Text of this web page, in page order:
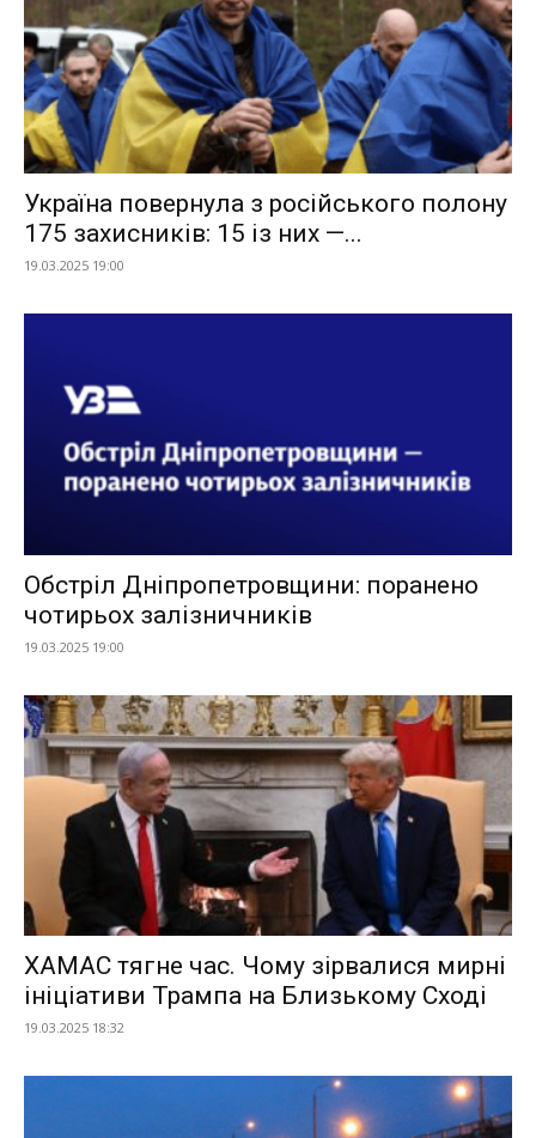
Україна повернула з російського полону
175 захисників: 15 із них —...
19.03.2025 19:00
Обстріл Дніпропетровщини: поранено
чотирьох залізничників
19.03.2025 19:00
ХАМАС тягне час. Чому зірвалися мирні
ініціативи Трампа на Близькому Сході
19.03.2025 18:32